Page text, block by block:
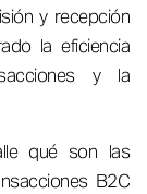
y recepción
la eficiencia
y la
qué son las
B2C